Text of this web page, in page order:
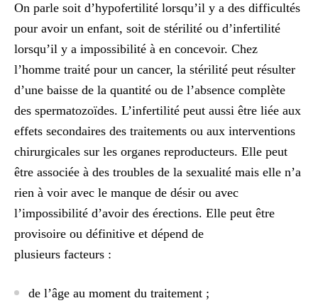
On parle soit d’hypofertilité lorsqu’il y a des difficultés
pour avoir un enfant, soit de stérilité ou d’infertilité
lorsqu’il y a impossibilité à en concevoir. Chez
l’homme traité pour un cancer, la stérilité peut résulter
d’une baisse de la quantité ou de l’absence complète
des spermatozoïdes. L’infertilité peut aussi être liée aux
effets secondaires des traitements ou aux interventions
chirurgicales sur les organes reproducteurs. Elle peut
être associée à des troubles de la sexualité mais elle n’a
rien à voir avec le manque de désir ou avec
l’impossibilité d’avoir des érections. Elle peut être
provisoire ou définitive et dépend de
plusieurs facteurs :
de l’âge au moment du traitement ;